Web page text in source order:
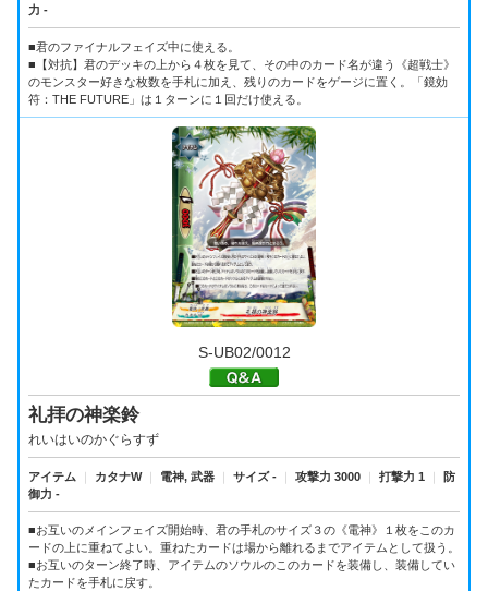
力 -
■君のファイナルフェイズ中に使える。
■【対抗】君のデッキの上から４枚を見て、その中のカード名が違う《超戦士》
のモンスター好きな枚数を手札に加え、残りのカードをゲージに置く。「鏡効
符：THE FUTURE」は１ターンに１回だけ使える。
S-UB02/0012
礼拝の神楽鈴
れいはいのかぐらすず
アイテム ｜ カタナW ｜ 電神, 武器 ｜ サイズ - ｜ 攻撃力 3000 ｜ 打撃力 1 ｜
防
御力 -
■お互いのメインフェイズ開始時、君の手札のサイズ３の《電神》１枚をこのカ
ードの上に重ねてよい。重ねたカードは場から離れるまでアイテムとして扱う。
■お互いのターン終了時、アイテムのソウルのこのカードを装備し、装備してい
たカードを手札に戻す。